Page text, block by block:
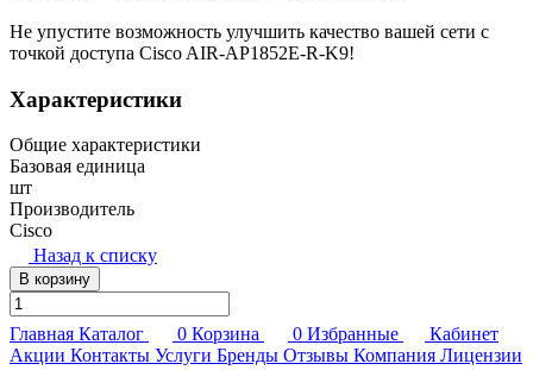
Не упустите возможность улучшить качество вашей сети с
точкой доступа Cisco AIR-AP1852E-R-K9!
Характеристики
Общие характеристики
Базовая единица
шт
Производитель
Cisco
Назад к списку
В корзину
Главная Каталог 0 Корзина 0 Избранные
Кабинет
Акции Контакты Услуги Бренды Отзывы Компания Лицензии